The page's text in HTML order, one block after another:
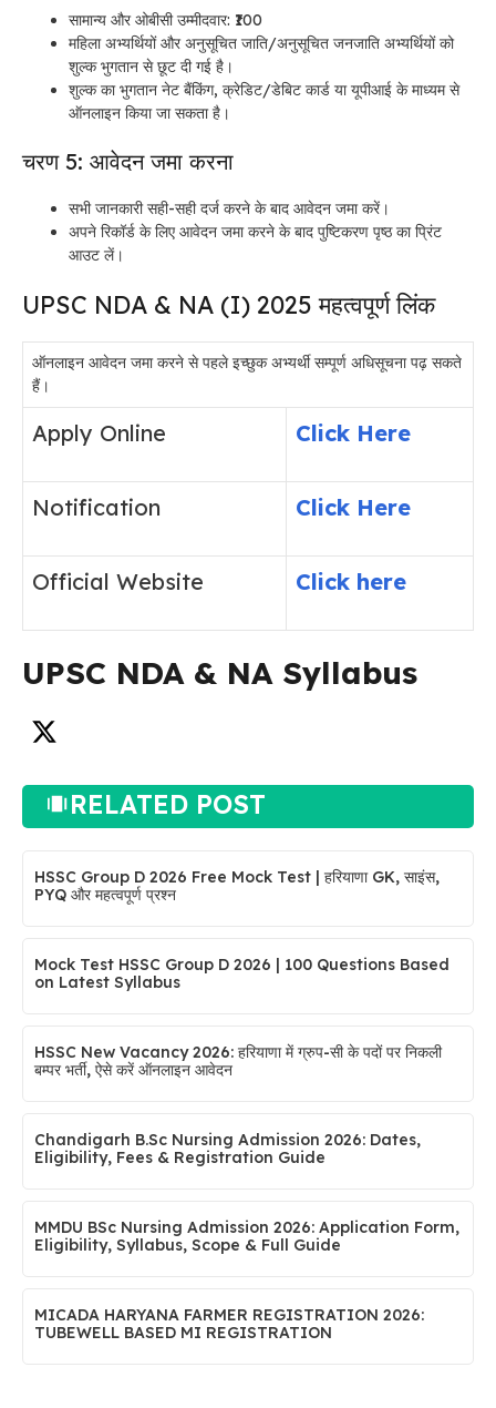
सामान्य और ओबीसी उम्मीदवार: ₹100
महिला अभ्यर्थियों और अनुसूचित जाति/अनुसूचित जनजाति अभ्यर्थियों को
शुल्क भुगतान से छूट दी गई है।
शुल्क का भुगतान नेट बैंकिंग, क्रेडिट/डेबिट कार्ड या यूपीआई के माध्यम से
ऑनलाइन किया जा सकता है।
चरण 5: आवेदन जमा करना
सभी जानकारी सही-सही दर्ज करने के बाद आवेदन जमा करें।
अपने रिकॉर्ड के लिए आवेदन जमा करने के बाद पुष्टिकरण पृष्ठ का प्रिंट
आउट लें।
UPSC NDA & NA (I) 2025 महत्वपूर्ण लिंक
ऑनलाइन आवेदन जमा करने से पहले इच्छुक अभ्यर्थी सम्पूर्ण अधिसूचना पढ़ सकते
हैं।
Apply Online Click Here
Notification Click Here
Official Website Click here
UPSC NDA & NA Syllabus
RELATED POST
HSSC Group D 2026 Free Mock Test | हरियाणा GK, साइंस,
PYQ और महत्वपूर्ण प्रश्न
Mock Test HSSC Group D 2026 | 100 Questions Based
on Latest Syllabus
HSSC New Vacancy 2026: हरियाणा में ग्रुप-सी के पदों पर निकली
बम्पर भर्ती, ऐसे करें ऑनलाइन आवेदन
Chandigarh B.Sc Nursing Admission 2026: Dates,
Eligibility, Fees & Registration Guide
MMDU BSc Nursing Admission 2026: Application Form,
Eligibility, Syllabus, Scope & Full Guide
MICADA HARYANA FARMER REGISTRATION 2026:
TUBEWELL BASED MI REGISTRATION